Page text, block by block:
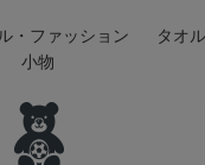
・ファッション
小物
タオ